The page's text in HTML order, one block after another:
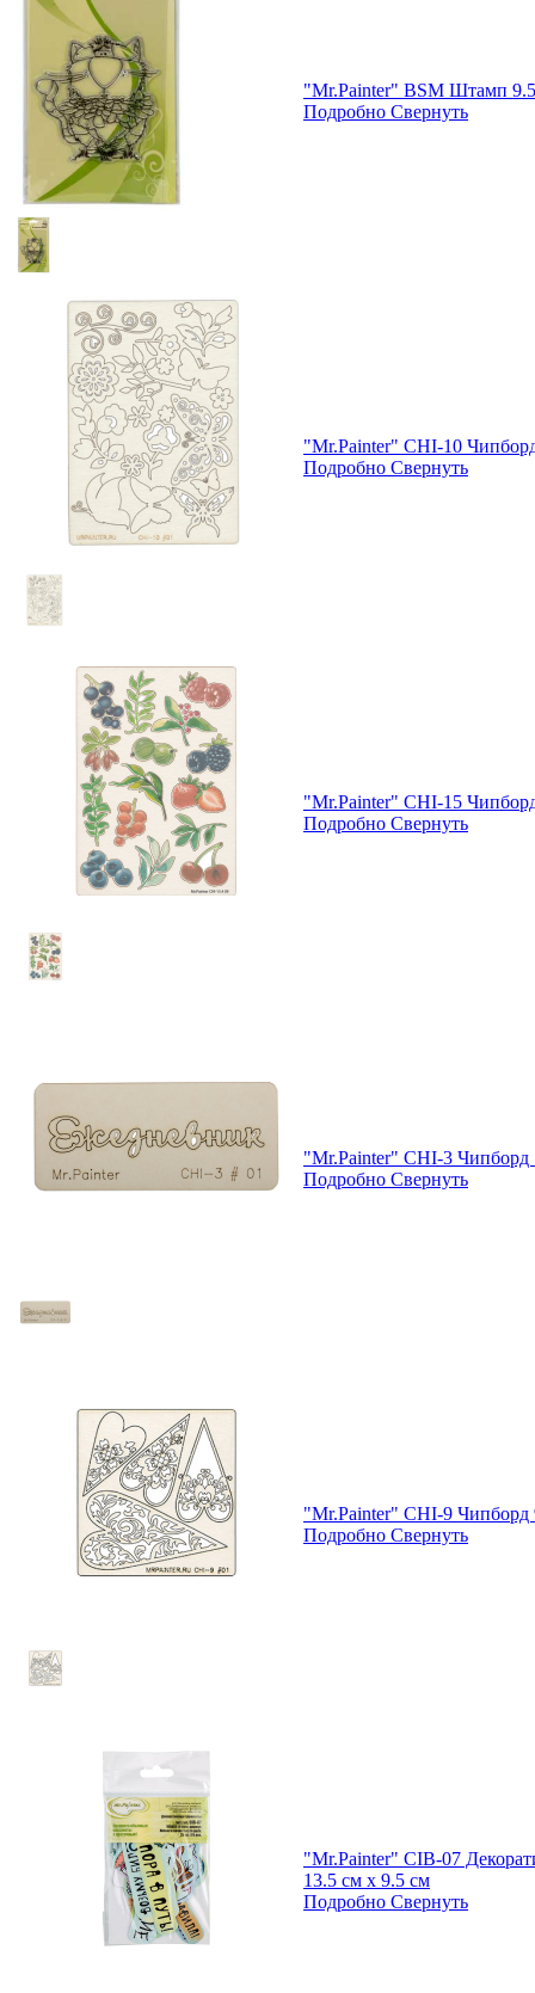
"Mr.Painter" BSM Штамп
Подробно Свернуть
"Mr.Painter" CHI-10
Подробно Свернуть
"Mr.Painter" CHI-15
Подробно Свернуть
"Mr.Painter" CHI-3 Чипборд
Подробно Свернуть
"Mr.Painter" CHI-9 Чипборд
Подробно Свернуть
"Mr.Painter" CIB-07
13.5 см х 9.5 см
Подробно Свернуть